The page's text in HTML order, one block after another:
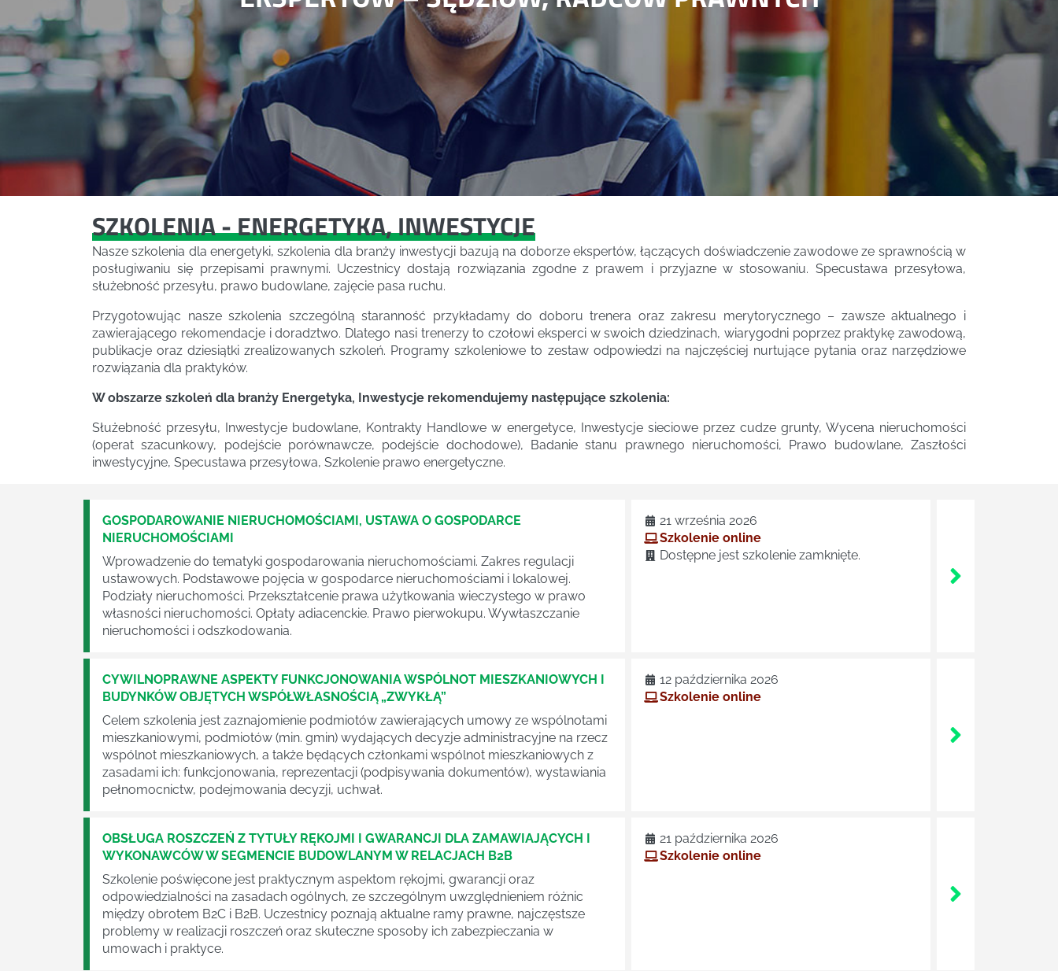
SZKOLENIA - ENERGETYKA, INWESTYCJE
Nasze szkolenia dla energetyki, szkolenia dla branży inwestycji bazują na doborze ekspertów, łączących doświadczenie zawodowe ze sprawnością w
posługiwaniu się przepisami prawnymi. Uczestnicy dostają rozwiązania zgodne z prawem i przyjazne w stosowaniu. Specustawa przesyłowa,
służebność przesyłu, prawo budowlane, zajęcie pasa ruchu.
Przygotowując nasze szkolenia szczególną staranność przykładamy do doboru trenera oraz zakresu merytorycznego – zawsze aktualnego i
zawierającego rekomendacje i doradztwo. Dlatego nasi trenerzy to czołowi eksperci w swoich dziedzinach, wiarygodni poprzez praktykę zawodową,
publikacje oraz dziesiątki zrealizowanych szkoleń. Programy szkoleniowe to zestaw odpowiedzi na najczęściej nurtujące pytania oraz narzędziowe
rozwiązania dla praktyków.
W obszarze szkoleń dla branży Energetyka, Inwestycje rekomendujemy następujące szkolenia:
Służebność przesyłu, Inwestycje budowlane, Kontrakty Handlowe w energetyce, Inwestycje sieciowe przez cudze grunty, Wycena nieruchomości
(operat szacunkowy, podejście porównawcze, podejście dochodowe), Badanie stanu prawnego nieruchomości, Prawo budowlane, Zaszłości
inwestycyjne, Specustawa przesyłowa, Szkolenie prawo energetyczne.
GOSPODAROWANIE NIERUCHOMOŚCIAMI, USTAWA O GOSPODARCE
NIERUCHOMOŚCIAMI
Wprowadzenie do tematyki gospodarowania nieruchomościami. Zakres regulacji
ustawowych. Podstawowe pojęcia w gospodarce nieruchomościami i lokalowej.
Podziały nieruchomości. Przekształcenie prawa użytkowania wieczystego w prawo
własności nieruchomości. Opłaty adiacenckie. Prawo pierwokupu. Wywłaszczanie
nieruchomości i odszkodowania.
21 września 2026
Szkolenie online
Dostępne jest szkolenie zamknięte.
CYWILNOPRAWNE ASPEKTY FUNKCJONOWANIA WSPÓLNOT MIESZKANIOWYCH I
BUDYNKÓW OBJĘTYCH WSPÓŁWŁASNOŚCIĄ „ZWYKŁĄ”
Celem szkolenia jest zaznajomienie podmiotów zawierających umowy ze wspólnotami
mieszkaniowymi, podmiotów (min. gmin) wydających decyzje administracyjne na rzecz
wspólnot mieszkaniowych, a także będących członkami wspólnot mieszkaniowych z
zasadami ich: funkcjonowania, reprezentacji (podpisywania dokumentów), wystawiania
pełnomocnictw, podejmowania decyzji, uchwał.
12 października 2026
Szkolenie online
OBSŁUGA ROSZCZEŃ Z TYTUŁY RĘKOJMI I GWARANCJI DLA ZAMAWIAJĄCYCH I
WYKONAWCÓW W SEGMENCIE BUDOWLANYM W RELACJACH B2B
Szkolenie poświęcone jest praktycznym aspektom rękojmi, gwarancji oraz
odpowiedzialności na zasadach ogólnych, ze szczególnym uwzględnieniem różnic
między obrotem B2C i B2B. Uczestnicy poznają aktualne ramy prawne, najczęstsze
problemy w realizacji roszczeń oraz skuteczne sposoby ich zabezpieczania w
umowach i praktyce.
21 października 2026
Szkolenie online